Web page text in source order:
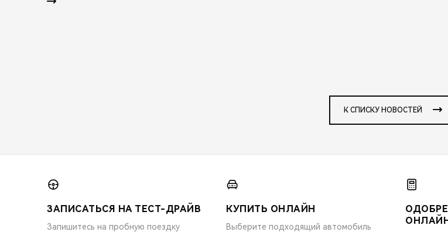
К СПИСКУ НОВОСТЕЙ
ЗАПИСАТЬСЯ НА ТЕСТ-ДРАЙВ
Запишитесь на пробную поездку
КУПИТЬ ОНЛАЙН
Выберите подходящий автомобиль